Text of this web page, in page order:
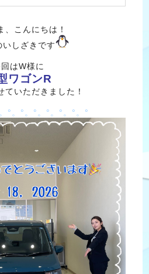
、こんにちは！
いしざきです
はW様に
ワゴンR
ていただきました！
°。°。°。°。°。°。°